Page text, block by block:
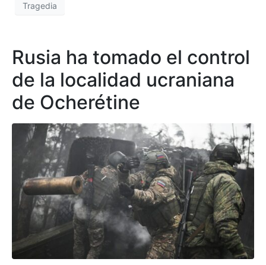
Tragedia
Rusia ha tomado el control
de la localidad ucraniana
de Ocherétine